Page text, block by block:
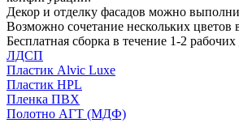
Декор и отделку фасадов можно
Возможно сочетание нескольких цветов
Бесплатная сборка в течение 1-2
ЛДСП
Пластик Alvic Luxe
Пластик HPL
Пленка ПВХ
Полотно АГТ (МДФ)